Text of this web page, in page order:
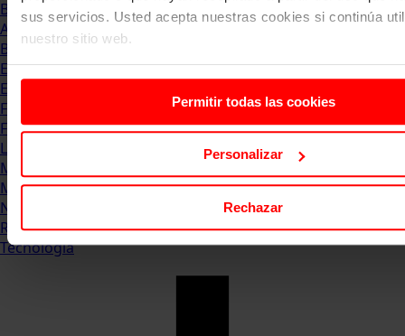
sus servicios. Usted acepta nuestras cookies si continúa
nuestro sitio web.
Permitir todas las cookies
Personalizar
Rechazar
Blog
Abogacia
Business
Empleo & Emprendimiento
Empresas
Finanzas
Formación & Estudios
Luxury
Management
Marketing & Comunicación
Negocios
Recursos Humanos
Tecnología